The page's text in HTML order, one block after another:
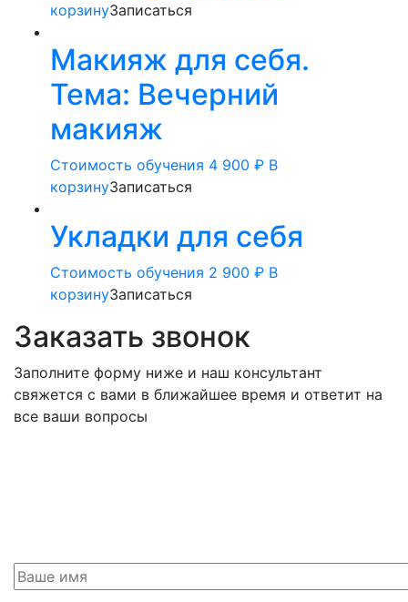
корзинуЗаписаться
Макияж для себя.
Тема: Вечерний
макияж
Стоимость обучения 4 900 ₽ В
корзинуЗаписаться
Укладки для себя
Стоимость обучения 2 900 ₽ В
корзинуЗаписаться
Заказать звонок
Заполните форму ниже и наш консультант
свяжется с вами в ближайшее время и ответит на
все ваши вопросы